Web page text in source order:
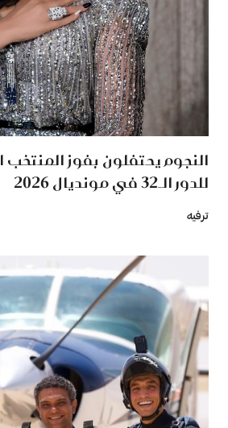
النجوم يحتفلون بفوز
للدور الـ32 في مونديال 2026
ترفيه